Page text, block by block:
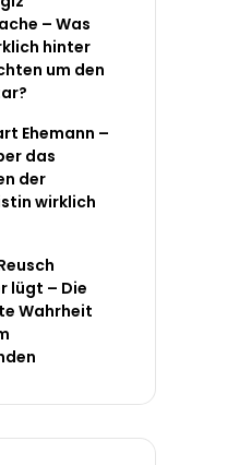
– Was
hinter
um den
Ehemann –
das
der
wirklich
lügt – Die
Wahrheit